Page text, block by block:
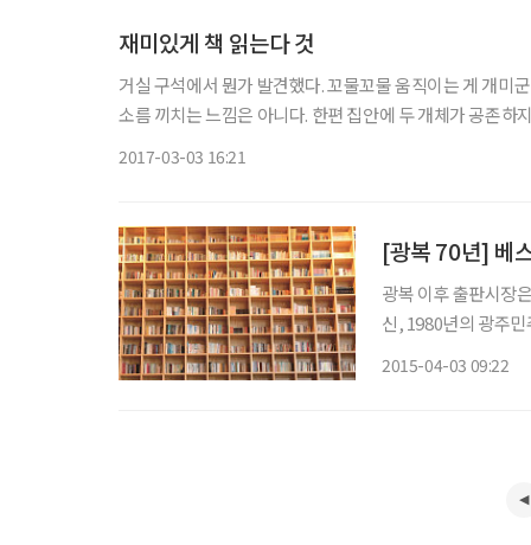
재미있게 책 읽는다 것
거실 구석에서 뭔가 발견했다. 꼬물꼬물 움직이는 게 개미
소름 끼치는 느낌은 아니다. 한편 집안에 두 개체가 공존하
2017-03-03 16:21
광복 이후 출판시장
신, 1980년의 광주
2015-04-03 09:22